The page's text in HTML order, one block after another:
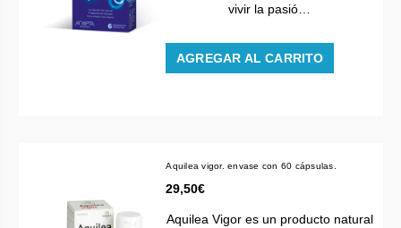
vivir la pasió…
AGREGAR AL CARRITO
Aquilea vigor. envase con 60 cápsulas.
29,50€
Aquilea Vigor es un producto natural